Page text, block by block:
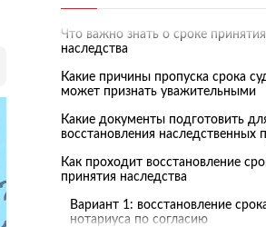
Что важно знать о сроке принятия
наследства
Какие причины пропуска срока
может признать уважительными
Какие документы подготовить
восстановления наследственных
Как проходит восстановление
принятия наследства
Вариант 1: восстановление
нотариуса по согласию